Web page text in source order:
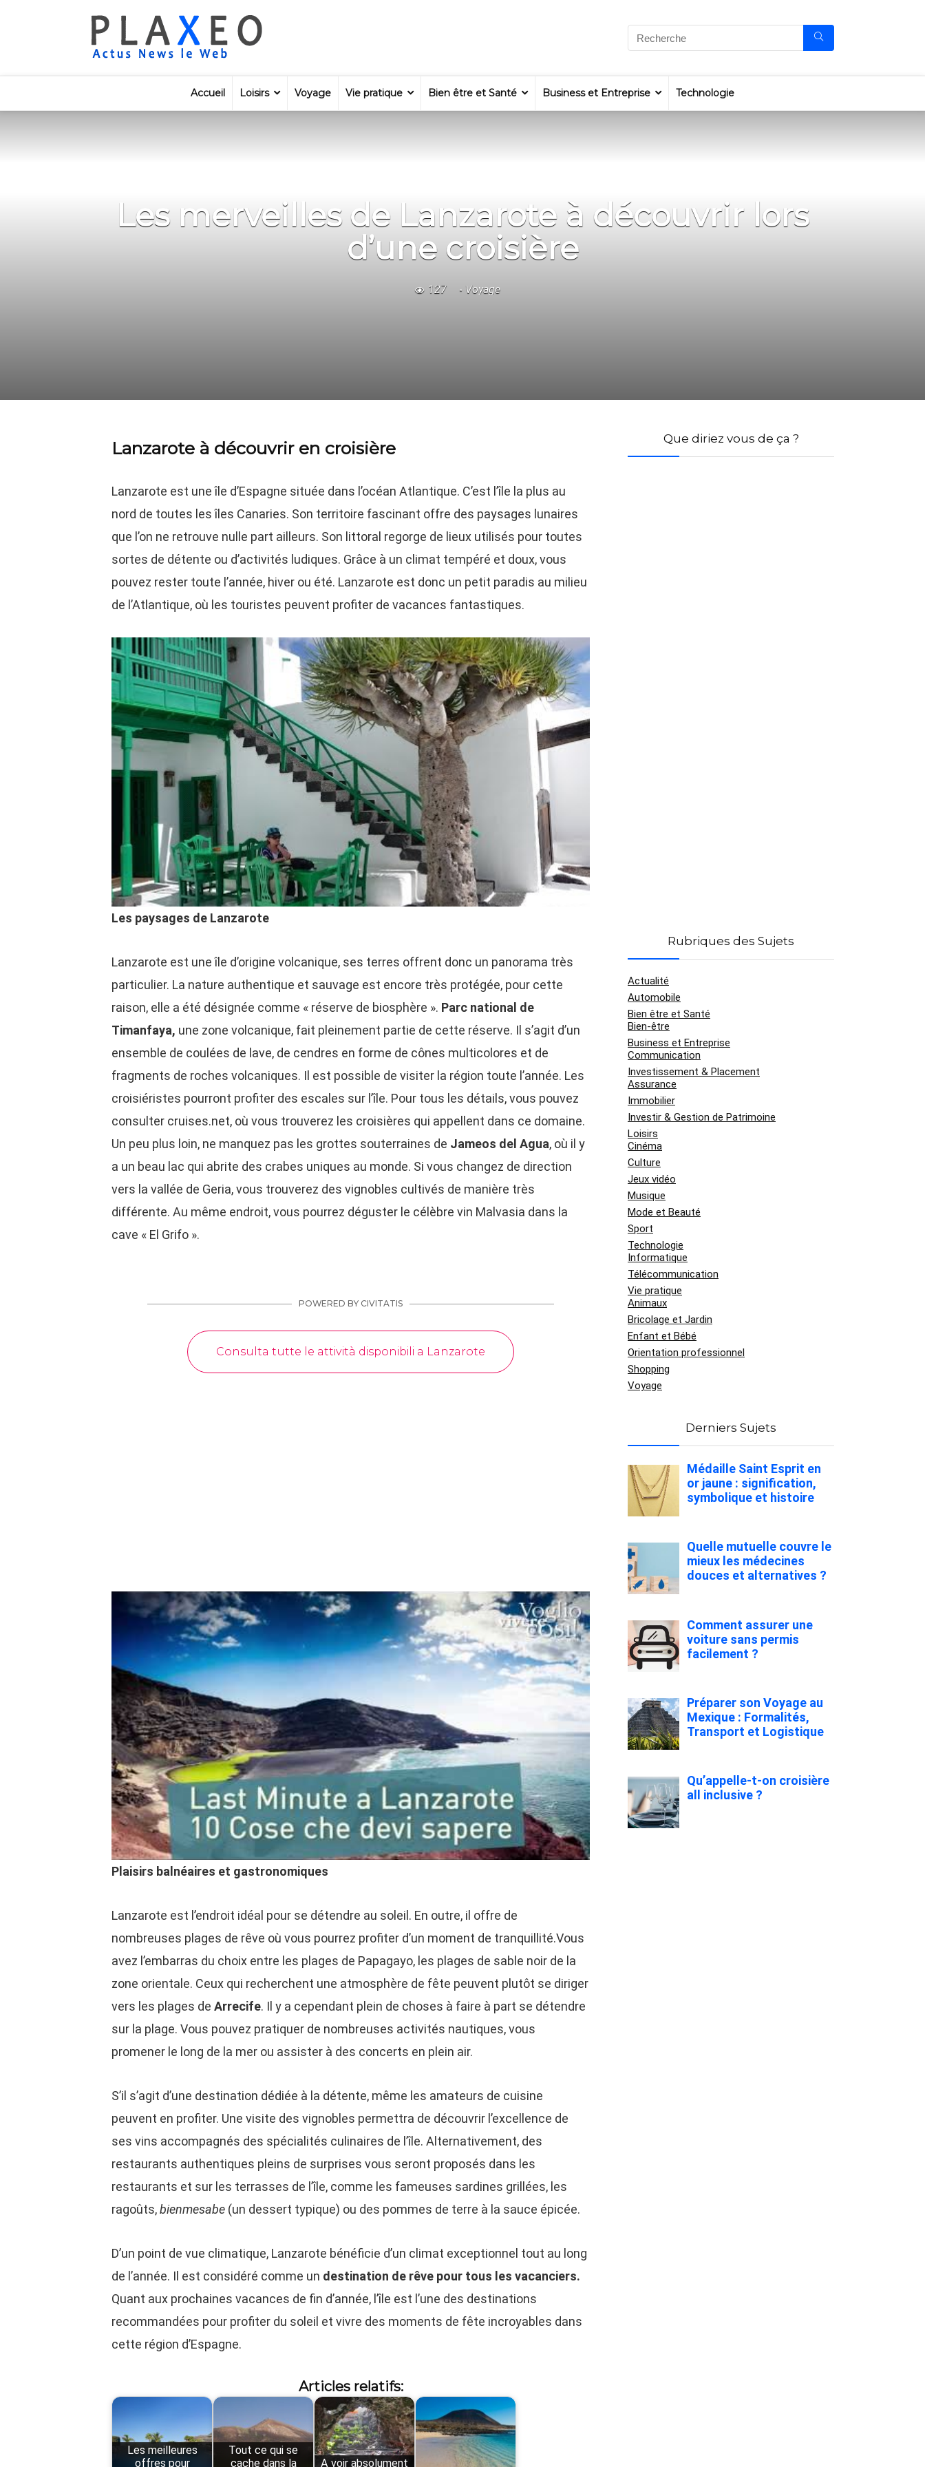
Accueil Loisirs Voyage Vie pratique Bien être et Santé Business et Entreprise Technologie
Les merveilles de Lanzarote à découvrir lors
d’une croisière
127 Voyage
Lanzarote à découvrir en croisière
Lanzarote est une île d’Espagne située dans l’océan Atlantique. C’est l’île la plus au
nord de toutes les îles Canaries. Son territoire fascinant offre des paysages lunaires
que l’on ne retrouve nulle part ailleurs. Son littoral regorge de lieux utilisés pour toutes
sortes de détente ou d’activités ludiques. Grâce à un climat tempéré et doux, vous
pouvez rester toute l’année, hiver ou été. Lanzarote est donc un petit paradis au milieu
de l’Atlantique, où les touristes peuvent profiter de vacances fantastiques.
Les paysages de Lanzarote
Lanzarote est une île d’origine volcanique, ses terres offrent donc un panorama très
particulier. La nature authentique et sauvage est encore très protégée, pour cette
raison, elle a été désignée comme « réserve de biosphère ». Parc national de
Timanfaya, une zone volcanique, fait pleinement partie de cette réserve. Il s’agit d’un
ensemble de coulées de lave, de cendres en forme de cônes multicolores et de
fragments de roches volcaniques. Il est possible de visiter la région toute l’année. Les
croisiéristes pourront profiter des escales sur l’île. Pour tous les détails, vous pouvez
consulter cruises.net, où vous trouverez les croisières qui appellent dans ce domaine.
Un peu plus loin, ne manquez pas les grottes souterraines de Jameos del Agua, où il y
a un beau lac qui abrite des crabes uniques au monde. Si vous changez de direction
vers la vallée de Geria, vous trouverez des vignobles cultivés de manière très
différente. Au même endroit, vous pourrez déguster le célèbre vin Malvasia dans la
cave « El Grifo ».
Plaisirs balnéaires et gastronomiques
Lanzarote est l’endroit idéal pour se détendre au soleil. En outre, il offre de
nombreuses plages de rêve où vous pourrez profiter d’un moment de tranquillité.Vous
avez l’embarras du choix entre les plages de Papagayo, les plages de sable noir de la
zone orientale. Ceux qui recherchent une atmosphère de fête peuvent plutôt se diriger
vers les plages deArrecife. Il y a cependant plein de choses à faire à part se détendre
sur la plage. Vous pouvez pratiquer de nombreuses activités nautiques, vous
promener le long de la mer ou assister à des concerts en plein air.
S’il s’agit d’une destination dédiée à la détente, même les amateurs de cuisine
peuvent en profiter. Une visite des vignobles permettra de découvrir l’excellence de
ses vins accompagnés des spécialités culinaires de l’île. Alternativement, des
restaurants authentiques pleins de surprises vous seront proposés dans les
restaurants et sur les terrasses de l’île, comme les fameuses sardines grillées, les
ragoûts,bienmesabe (un dessert typique) ou des pommes de terre à la sauce épicée.
D’un point de vue climatique, Lanzarote bénéficie d’un climat exceptionnel tout au long
de l’année. Il est considéré comme un destination de rêve pour tous les vacanciers.
Quant aux prochaines vacances de fin d’année, l’île est l’une des destinations
recommandées pour profiter du soleil et vivre des moments de fête incroyables dans
cette région d’Espagne.
Articles relatifs:
Les meilleures
offres pour
Tout ce qui se
cache dans la
A voir absolument
Que diriez vous de ça ?
Rubriques des Sujets
Actualité
Automobile
Bien être et Santé
Bien-être
Business et Entreprise
Communication
Investissement & Placement
Assurance
Immobilier
Investir & Gestion de Patrimoine
Loisirs
Cinéma
Culture
Jeux vidéo
Musique
Mode et Beauté
Sport
Technologie
Informatique
Télécommunication
Vie pratique
Animaux
Bricolage et Jardin
Enfant et Bébé
Orientation professionnel
Shopping
Voyage
Derniers Sujets
Médaille Saint Esprit en
or jaune : signification,
symbolique et histoire
Quelle mutuelle couvre le
mieux les médecines
douces et alternatives ?
Comment assurer une
voiture sans permis
facilement ?
Préparer son Voyage au
Mexique : Formalités,
Transport et Logistique
Qu’appelle-t-on croisière
all inclusive ?